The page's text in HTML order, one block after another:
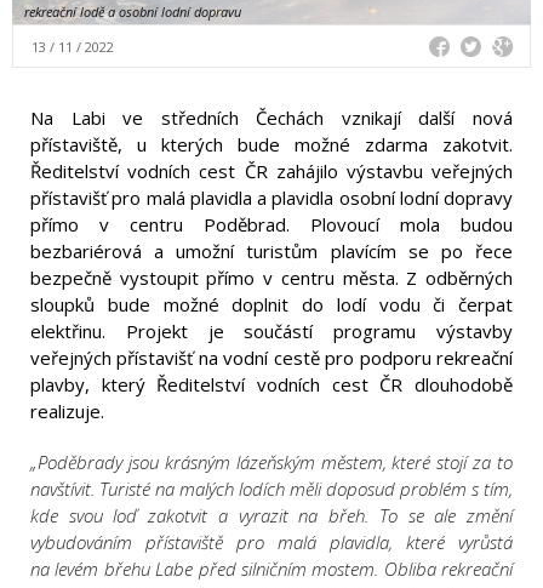
rekreační lodě a osobní lodní dopravu
13 / 11 / 2022
Na Labi ve středních Čechách vznikají další nová
přístaviště, u kterých bude možné zdarma zakotvit.
Ředitelství vodních cest ČR zahájilo výstavbu veřejných
přístavišť pro malá plavidla a plavidla osobní lodní dopravy
přímo v centru Poděbrad. Plovoucí mola budou
bezbariérová a umožní turistům plavícím se po řece
bezpečně vystoupit přímo v centru města. Z odběrných
sloupků bude možné doplnit do lodí vodu či čerpat
elektřinu. Projekt je součástí programu výstavby
veřejných přístavišť na vodní cestě pro podporu rekreační
plavby, který Ředitelství vodních cest ČR dlouhodobě
realizuje.
„Poděbrady jsou krásným lázeňským městem, které stojí za to
navštívit. Turisté na malých lodích měli doposud problém s tím,
kde svou loď zakotvit a vyrazit na břeh. To se ale změní
vybudováním přístaviště pro malá plavidla, které vyrůstá
na levém břehu Labe před silničním mostem. Obliba rekreační